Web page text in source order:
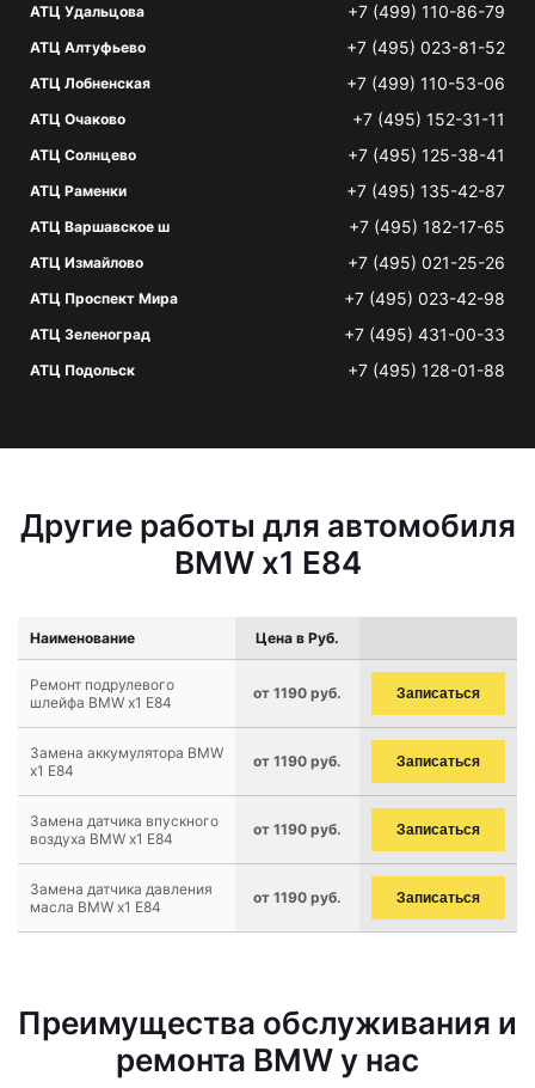
АТЦ Удальцова +7 (499) 110-86-79
АТЦ Алтуфьево +7 (495) 023-81-52
АТЦ Лобненская +7 (499) 110-53-06
АТЦ Очаково +7 (495) 152-31-11
АТЦ Солнцево +7 (495) 125-38-41
АТЦ Раменки +7 (495) 135-42-87
АТЦ Варшавское ш +7 (495) 182-17-65
АТЦ Измайлово +7 (495) 021-25-26
АТЦ Проспект Мира +7 (495) 023-42-98
АТЦ Зеленоград +7 (495) 431-00-33
АТЦ Подольск +7 (495) 128-01-88
Другие работы для автомобиля
BMW x1 E84
Наименование Цена в Руб.
Ремонт подрулевого
шлейфа BMW x1 E84
от 1190 руб. Записаться
Замена аккумулятора BMW
x1 E84
от 1190 руб. Записаться
Замена датчика впускного
воздуха BMW x1 E84
от 1190 руб. Записаться
Замена датчика давления
масла BMW x1 E84
от 1190 руб. Записаться
Преимущества обслуживания и
ремонта BMW у нас